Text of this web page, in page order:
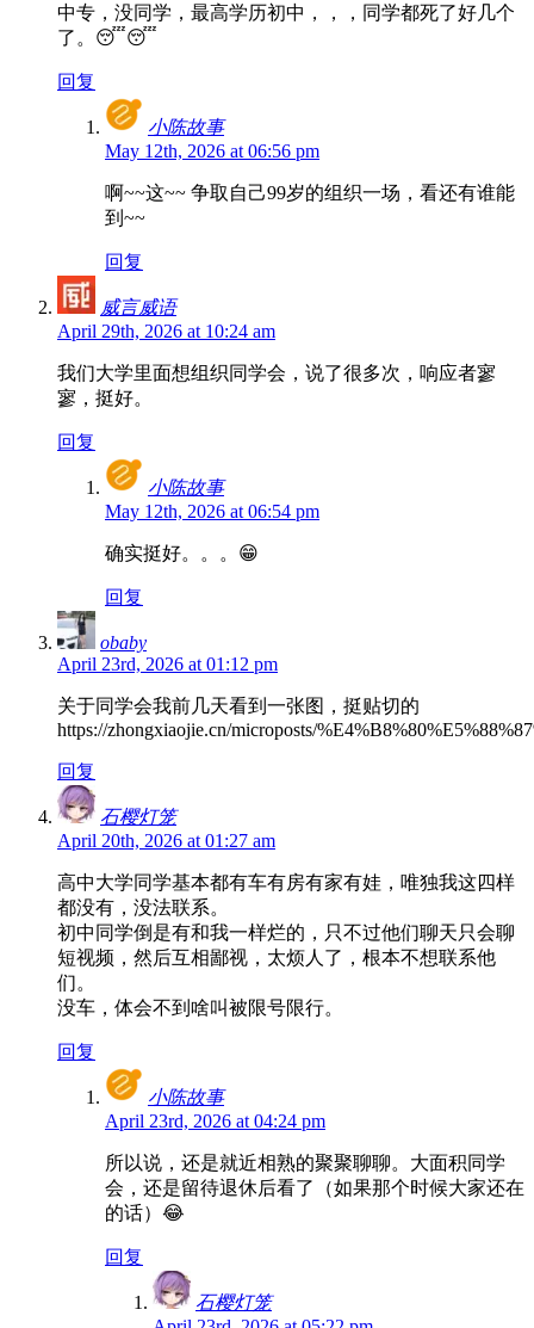
中专，没同学，最高学历初中，，，同学都死了好几个
了。😴😴
回复
小陈故事
May 12th, 2026 at 06:56 pm
啊~~这~~ 争取自己99岁的组织一场，看还有谁能
到~~
回复
威言威语
April 29th, 2026 at 10:24 am
我们大学里面想组织同学会，说了很多次，响应者寥
寥，挺好。
回复
小陈故事
May 12th, 2026 at 06:54 pm
确实挺好。。。😁
回复
obaby
April 23rd, 2026 at 01:12 pm
关于同学会我前几天看到一张图，挺贴切的
https://zhongxiaojie.cn/microposts/
回复
石樱灯笼
April 20th, 2026 at 01:27 am
高中大学同学基本都有车有房有家有娃，唯独我这四样
都没有，没法联系。
初中同学倒是有和我一样烂的，只不过他们聊天只会聊
短视频，然后互相鄙视，太烦人了，根本不想联系他
们。
没车，体会不到啥叫被限号限行。
回复
小陈故事
April 23rd, 2026 at 04:24 pm
所以说，还是就近相熟的聚聚聊聊。大面积同学
会，还是留待退休后看了（如果那个时候大家还在
的话）😂
回复
石樱灯笼